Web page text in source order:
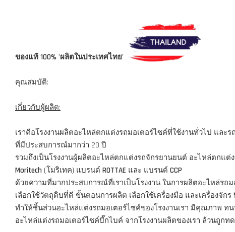
ของแท้ 100% 'ผลิตในประเทศไทย'
คุณสมบัติ:
เกี่ยวกับผู้ผลิต:
เราคือโรงงานผลิตอะไหล่ตกแต่งรถมอเตอร์ไซค์ที่ใช้งานทั่วไป และ
ที่มีประสบการณ์มากว่า 20 ปี
รวมถึงเป็นโรงงานผู้ผลิตอะไหล่ตกแต่งรถจักรยานยนต์ อะไหล่ตกแต่
Moritech (โมริเทค) แบรนด์ ROTTAE และ แบรนด์ CCP
ด้วยความที่มากประสบการณ์ที่เราเป็นโรงงาน ในการผลิตอะไหล่รถมอ
เลือกใช้วัตถุดิบที่ดี ขั้นตอนการผลิต เลือกใช้เครื่องมือ และเครื่องจั
ทำให้ชิ้นส่วนอะไหล่แต่งรถมอเตอร์ไซค์ของโรงงานเรา มีคุณภาพ
อะไหล่แต่งรถมอเตอร์ไซค์บื๊กไบค์ จากโรงงานผลิตของเรา ล้วนถูก